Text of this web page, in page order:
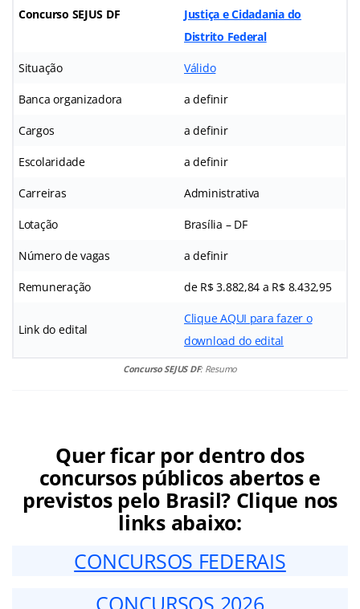
Concurso SEJUS DF
Justiça e Cidadania do
Distrito Federal
Situação Válido
Banca organizadora a definir
Cargos a definir
Escolaridade a definir
Carreiras Administrativa
Lotação Brasília – DF
Número de vagas a definir
Remuneração de R$ 3.882,84 a R$ 8.432,95
Link do edital
Clique AQUI para fazer o
download do edital
Concurso SEJUS DF: Resumo
Quer ficar por dentro dos
concursos públicos abertos e
previstos pelo Brasil? Clique nos
links abaixo:
CONCURSOS FEDERAIS
CONCURSOS 2026